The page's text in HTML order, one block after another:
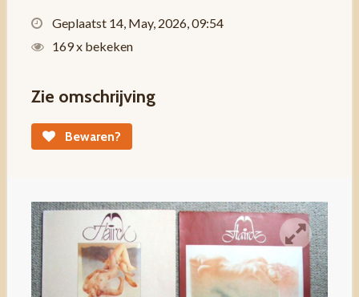
Geplaatst 14, May, 2026, 09:54
169 x bekeken
Zie omschrijving
Bewaren?